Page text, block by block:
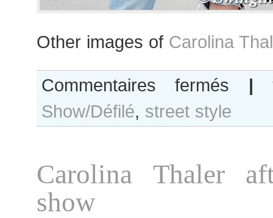
Other images of Carolina
Commentaires fermés Carolina
Thaler
after
|
Show/Défilé, street style
Carolina Thaler
show